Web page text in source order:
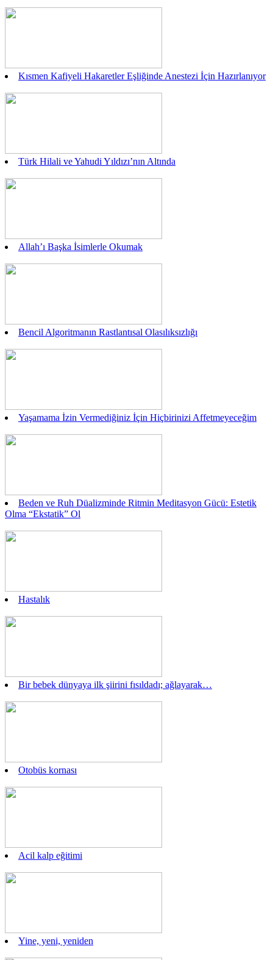
Kısmen Kafiyeli Hakaretler Eşliğinde Anestezi İçin Hazırlanıyor
Türk Hilali ve Yahudi Yıldızı’nın Altında
Allah’ı Başka İsimlerle Okumak
Bencil Algoritmanın Rastlantısal Olasılıksızlığı
Yaşamama İzin Vermediğiniz İçin Hiçbirinizi Affetmeyeceğim
Beden ve Ruh Düalizminde Ritmin Meditasyon Gücü: Estetik
Olma “Ekstatik” Ol
Hastalık
Bir bebek dünyaya ilk şiirini fısıldadı; ağlayarak…
Otobüs kornası
Acil kalp eğitimi
Yine, yeni, yeniden